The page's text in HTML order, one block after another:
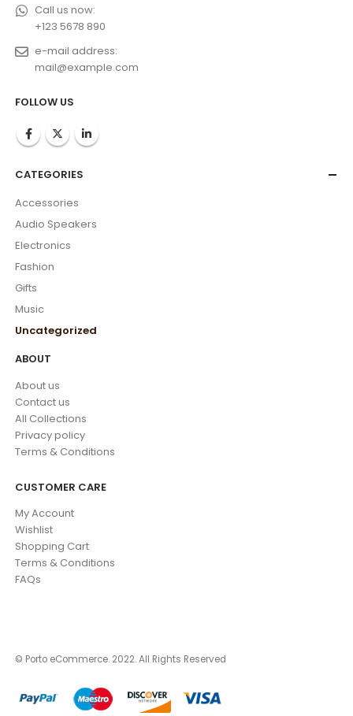
Call us now:
+123 5678 890
e-mail address:
mail@example.com
FOLLOW US
CATEGORIES
Accessories
Audio Speakers
Electronics
Fashion
Gifts
Music
Uncategorized
ABOUT
About us
Contact us
All Collections
Privacy policy
Terms & Conditions
CUSTOMER CARE
My Account
Wishlist
Shopping Cart
Terms & Conditions
FAQs
© Porto eCommerce. 2022. All Rights Reserved